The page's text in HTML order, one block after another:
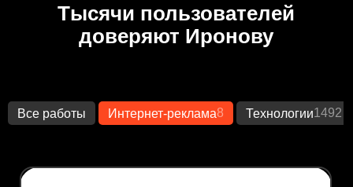
Тысячи пользователей
доверяют Иронову
Все работы Интернет-реклама8 Технологии1492